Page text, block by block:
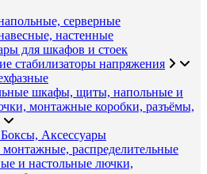
серверные
настенные
для шкафов и стоек
стабилизаторы напряжения
шкафы, щиты, напольные и
монтажные коробки, разъёмы,
Аксессуары
распределительные
и настольные лючки,